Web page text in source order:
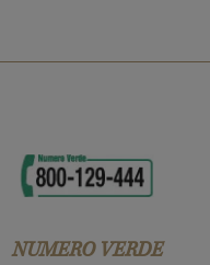
NUMERO VERDE